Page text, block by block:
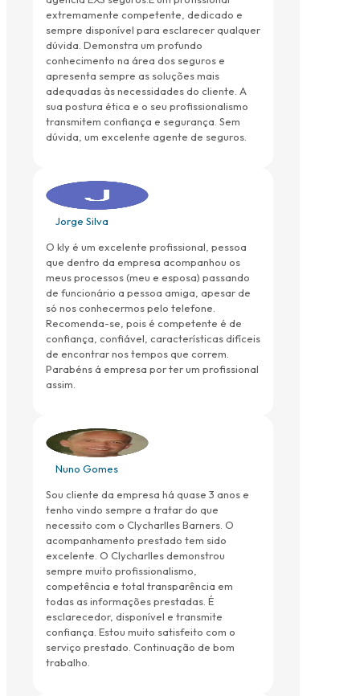
extremamente competente, dedicado e
sempre disponível para esclarecer qualquer
dúvida. Demonstra um profundo
conhecimento na área dos seguros e
apresenta sempre as soluções mais
adequadas às necessidades do cliente. A
sua postura ética e o seu profissionalismo
transmitem confiança e segurança. Sem
dúvida, um excelente agente de seguros.
Jorge Silva
O kly é um excelente profissional, pessoa
que dentro da empresa acompanhou os
meus processos (meu e esposa) passando
de funcionário a pessoa amiga, apesar de
só nos conhecermos pelo telefone.
Recomenda-se, pois é competente é de
confiança, confiável, características difíceis
de encontrar nos tempos que correm.
Parabéns á empresa por ter um profissional
assim.
Nuno Gomes
Sou cliente da empresa há quase 3 anos e
tenho vindo sempre a tratar do que
necessito com o Clycharlles Barners. O
acompanhamento prestado tem sido
excelente. O Clycharlles demonstrou
sempre muito profissionalismo,
competência e total transparência em
todas as informações prestadas. É
esclarecedor, disponível e transmite
confiança. Estou muito satisfeito com o
serviço prestado. Continuação de bom
trabalho.